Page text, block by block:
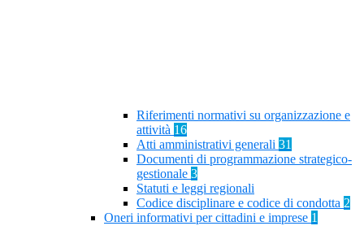
Riferimenti normativi su organizzazione e
attività 16
Atti amministrativi generali 31
Documenti di programmazione strategico-
gestionale 3
Statuti e leggi regionali
Codice disciplinare e codice di condotta 2
Oneri informativi per cittadini e imprese 1